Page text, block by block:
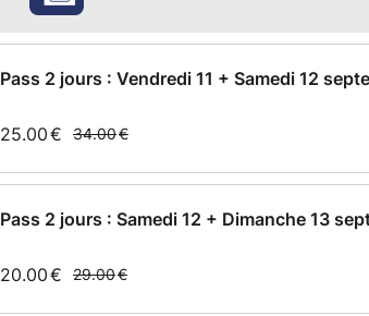
Pass 2 jours : Vendredi 11 + Samedi 12
25.00€ 34.00€
Pass 2 jours : Samedi 12 + Dimanche 13
20.00€ 29.00€